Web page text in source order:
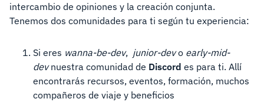
intercambio de opiniones y la creación conjunta.
Tenemos dos comunidades para ti según tu experiencia:
Si eres wanna-be-dev, junior-devo early-mid-
devnuestra comunidad de Discord es para ti. Allí
encontrarás recursos, eventos, formación, muchos
compañeros de viaje y beneficios